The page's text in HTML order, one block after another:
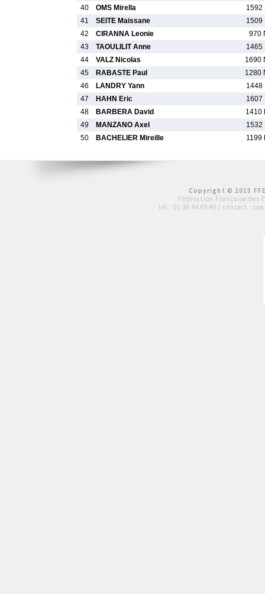
40
OMS Mirella
1592
41
SEITE Maissane
1509
42
CIRANNA Leonie
970
43
TAOULILIT Anne
1465
44
VALZ Nicolas
1690
45
RABASTE Paul
1280
46
LANDRY Yann
1448
47
HAHN Eric
1607
48
BARBERA David
1410
49
MANZANO Axel
1532
50
BACHELIER Mireille 1199
Copyright © 2015
Fédération Française des
tél : 01 39 44 65 80 | contact :